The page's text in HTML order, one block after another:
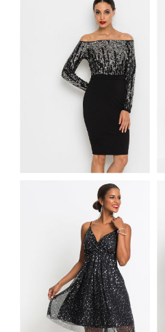
IMPREZOWA
CEKINAMI ODKRYTE